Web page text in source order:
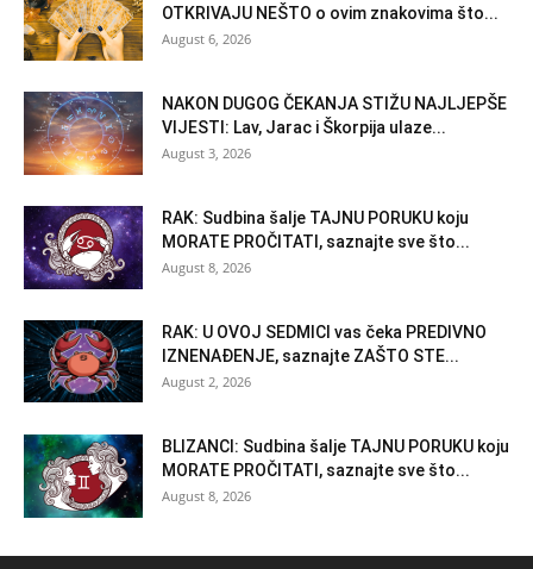
OTKRIVAJU NEŠTO o ovim znakovima što...
August 6, 2026
NAKON DUGOG ČEKANJA STIŽU NAJLJEPŠE
VIJESTI: Lav, Jarac i Škorpija ulaze...
August 3, 2026
RAK: Sudbina šalje TAJNU PORUKU koju
MORATE PROČITATI, saznajte sve što...
August 8, 2026
RAK: U OVOJ SEDMICI vas čeka PREDIVNO
IZNENAĐENJE, saznajte ZAŠTO STE...
August 2, 2026
BLIZANCI: Sudbina šalje TAJNU PORUKU koju
MORATE PROČITATI, saznajte sve što...
August 8, 2026